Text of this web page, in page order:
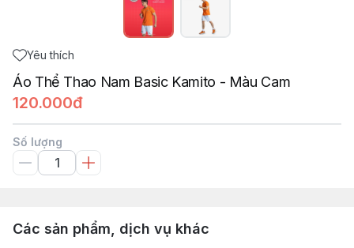
Yêu thích
Áo Thể Thao Nam Basic Kamito - Màu Cam
120.000đ
Số lượng
Các sản phẩm, dịch vụ khác